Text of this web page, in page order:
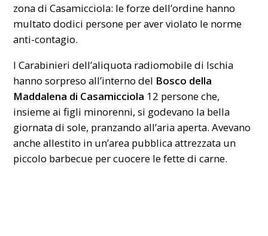
zona di Casamicciola: le forze dell’ordine hanno
multato dodici persone per aver violato le norme
anti-contagio.
I Carabinieri dell’aliquota radiomobile di Ischia
hanno sorpreso all’interno del Bosco della
Maddalena di Casamicciola 12 persone che,
insieme ai figli minorenni, si godevano la bella
giornata di sole, pranzando all’aria aperta. Avevano
anche allestito in un’area pubblica attrezzata un
piccolo barbecue per cuocere le fette di carne.